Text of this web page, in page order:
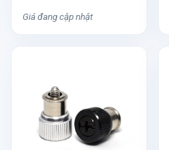
Giá đang cập nhật